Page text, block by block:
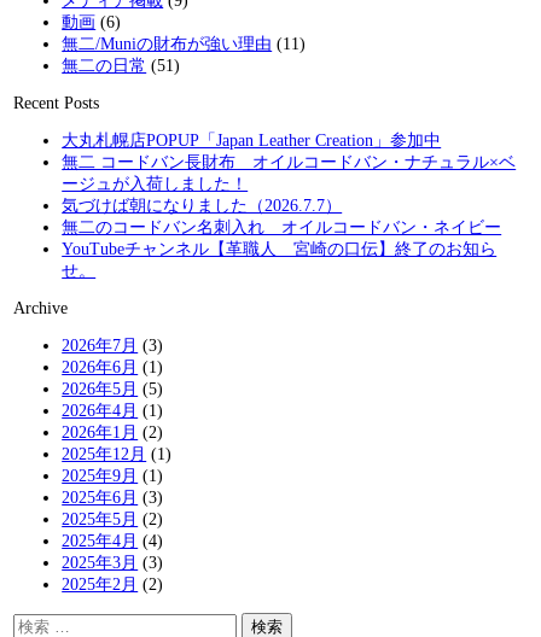
動画 (6)
無二/Muniの財布が強い理由 (11)
無二の日常 (51)
Recent Posts
大丸札幌店POPUP「Japan Leather Creation」参加中
無二 コードバン長財布 オイルコードバン・ナチュラル×ベ
ージュが入荷しました！
気づけば朝になりました（2026.7.7）
無二のコードバン名刺入れ オイルコードバン・ネイビー
YouTubeチャンネル【革職人 宮崎の口伝】終了のお知ら
せ。
Archive
2026年7月 (3)
2026年6月 (1)
2026年5月 (5)
2026年4月 (1)
2026年1月 (2)
2025年12月 (1)
2025年9月 (1)
2025年6月 (3)
2025年5月 (2)
2025年4月 (4)
2025年3月 (3)
2025年2月 (2)